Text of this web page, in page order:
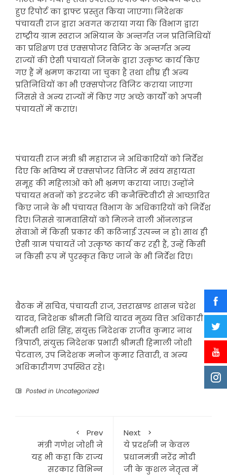
हुए रिपोर्ट का ड्राफ्ट प्रस्तुत किया जाएगा। निदेशक
पंचायती राज द्वारा अवगत कराया गया कि विभाग द्वारा
राष्ट्रीय ग्राम स्वराज अभियान के अन्तर्गत जन प्रतिनिधियों
का प्रशिक्षण एवं एक्सपोजर विजिट के अन्तर्गत अन्य
राज्यों की ऐसी पंचायतों जिनके द्वारा उत्कृष्ट कार्य किए
गए हैं में भ्रमण कराया जा चुका है तथा शीघ्र ही अन्य
प्रतिनिधियों का भी एक्सपोजर विजिट कराया जाएगा
जिससे वे अन्य राज्यों में किए गए अच्छे कार्यों को अपनी
पंचायतों में कराएं।
पंचायती राज मंत्री श्री महाराज ने अधिकारियों को निर्देश
दिए कि भविष्य में एक्सपोजर विजिट में स्वंय सहायता
समूह की महिलाओं को भी भ्रमण कराया जाए। उन्होंने
पंचायत भवनों को इंटरनेट की कनैक्टिवीटी से आच्छादित
किए जाने के भी पंचायत विभाग के अधिकारियों को निर्देश
दिए। जिससे ग्रामवासियों को मिलने वाली ऑनलाइन
सेवाओं में किसी प्रकार की कठिनाई उत्पन्न न हो। साथ ही
ऐसी ग्राम पंचायतें जो उत्कृष्ठ कार्य कर रही हैं, उन्हें किसी
न किसी रूप में पुरस्कृत किए जाने के भी निर्देश दिए।
बैठक में सचिव, पंचायती राज, उत्तराखण्ड शासन चंद्रेश
यादव, निदेशक श्रीमती निधि यादव मुख्य वित्त अधिकारी
श्रीमती शशि सिंह, संयुक्त निदेशक राजीव कुमार नाथ
त्रिपाठी, संयुक्त निदेशक प्रभारी श्रीमती हिमाली जोशी
पेटवाल, उप निदेशक मनोज कुमार तिवारी, व अन्य
अधिकारीगण उपस्थित रहे।
Posted in Uncategorized
Prev
मंत्री गणेश जोशी ने
यह भी कहा कि राज्य
सरकार विभिन्न
Next
ये प्रदर्शनी न केवल
प्रधानमंत्री नरेंद्र मोदी
जी के कुशल नेतृत्व में